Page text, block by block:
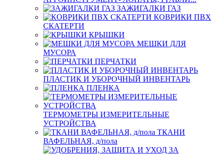
ЗАЖИГАЛКИ ГАЗ
КОВРИКИ ПВХ
СКАТЕРТИ
КРЫШКИ
МЕШКИ ДЛЯ
МУСОРА
ПЕРЧАТКИ
ПЛАСТИК И УБОРОЧНЫЙ ИНВЕНТАРЬ
ПЛЕНКА
ТЕРМОМЕТРЫ ИЗМЕРИТЕЛЬНЫЕ
УСТРОЙСТВА
ТКАНИ
ВАФЕЛЬНАЯ, д/пола